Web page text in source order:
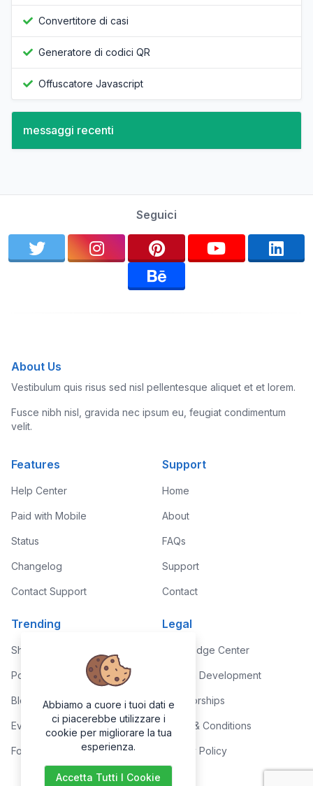
Convertitore di casi
Generatore di codici QR
Offuscatore Javascript
messaggi recenti
Seguici
About Us
Vestibulum quis risus sed nisl pellentesque aliquet et et lorem.
Fusce nibh nisl, gravida nec ipsum eu, feugiat condimentum
velit.
Features
Help Center
Paid with Mobile
Status
Changelog
Contact Support
Support
Home
About
FAQs
Support
Contact
Trending
Shop
Portfolio
Blog
Events
Forums
Legal
Knowledge Center
Custom Development
Sponsorships
Terms & Conditions
Privacy Policy
Abbiamo a cuore i tuoi dati e
ci piacerebbe utilizzare i
cookie per migliorare la tua
esperienza.
Accetta Tutti I Cookie